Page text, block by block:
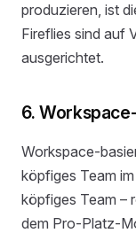
produzieren, ist
Fireflies sind auf
ausgerichtet.
6.
Workspace-
köpfiges Team
köpfiges Team –
dem Pro-Platz-